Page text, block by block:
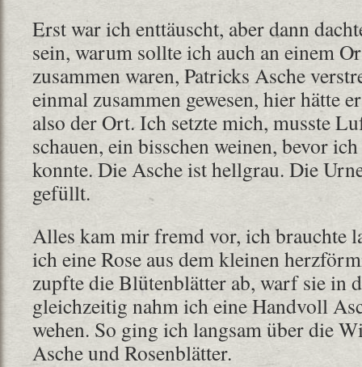
Erst war ich enttäuscht, aber dann
sein, warum sollte ich auch an einem
zusammen waren, Patricks Asche
einmal zusammen gewesen, hier hätte
also der Ort. Ich setzte mich, musste
schauen, ein bisschen weinen, bevor
konnte. Die Asche ist hellgrau. Die
gefüllt.
Alles kam mir fremd vor, ich brauchte
ich eine Rose aus dem kleinen
zupfte die Blütenblätter ab, warf sie in
gleichzeitig nahm ich eine Handvoll
wehen. So ging ich langsam über die
Asche und Rosenblätter.